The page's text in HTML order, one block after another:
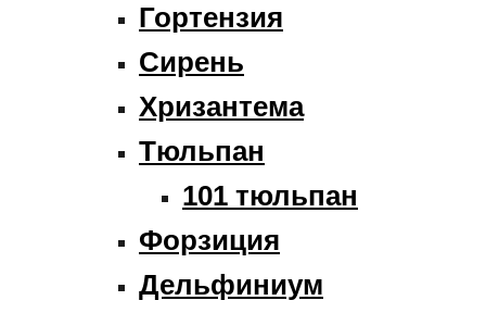
Гортензия
Сирень
Хризантема
Тюльпан
101 тюльпан
Форзиция
Дельфиниум